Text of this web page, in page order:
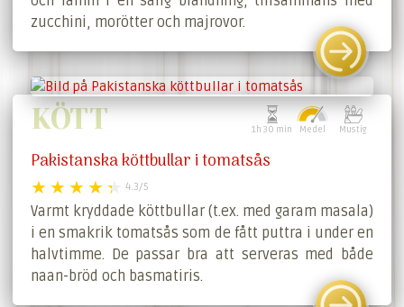
zucchini, morötter och majrovor.
KÖTT 1h 30 min Medel Mustig
Pakistanska köttbullar i tomatsås
4.3/5
Varmt kryddade köttbullar (t.ex. med garam masala)
i en smakrik tomatsås som de fått puttra i under en
halvtimme. De passar bra att serveras med både
naan-bröd och basmatiris.